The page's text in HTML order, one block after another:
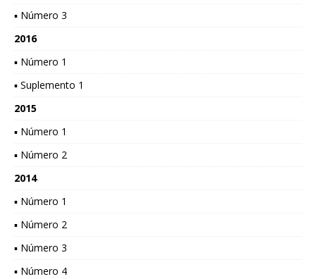
▪ Número 3
2016
▪ Número 1
▪ Suplemento 1
2015
▪ Número 1
▪ Número 2
2014
▪ Número 1
▪ Número 2
▪ Número 3
▪ Número 4